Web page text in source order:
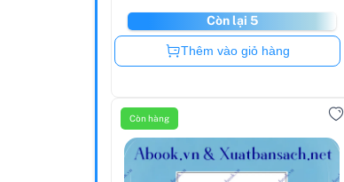
Còn lại 5
Còn hàng
Thêm vào giỏ hàng
Còn hàng